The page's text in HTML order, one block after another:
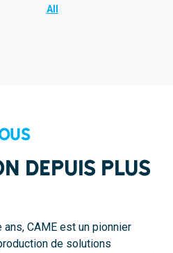
All
depuis plus
CAME est un pionnier
de solutions